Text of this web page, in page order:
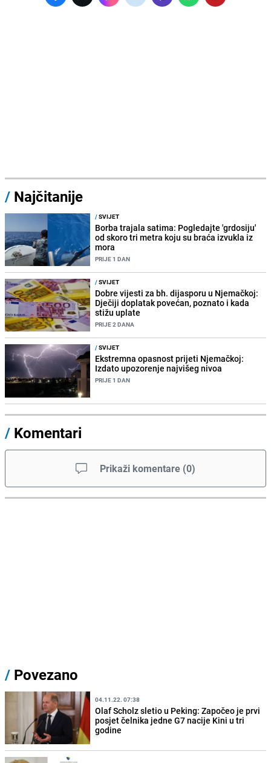
/ Najčitanije
/SVIJET
Borba trajala satima: Pogledajte 'grdosiju'
od skoro tri metra koju su braća izvukla iz
mora
PRIJE 1 DAN
/SVIJET
Dobre vijesti za bh. dijasporu u Njemačkoj:
Dječiji doplatak povećan, poznato i kada
stižu uplate
PRIJE 2 DANA
/SVIJET
Ekstremna opasnost prijeti Njemačkoj:
Izdato upozorenje najvišeg nivoa
PRIJE 1 DAN
/ Komentari
Prikaži komentare (0)
/ Povezano
04.11.22. 07:38
Olaf Scholz sletio u Peking: Započeo je prvi
posjet čelnika jedne G7 nacije Kini u tri
godine